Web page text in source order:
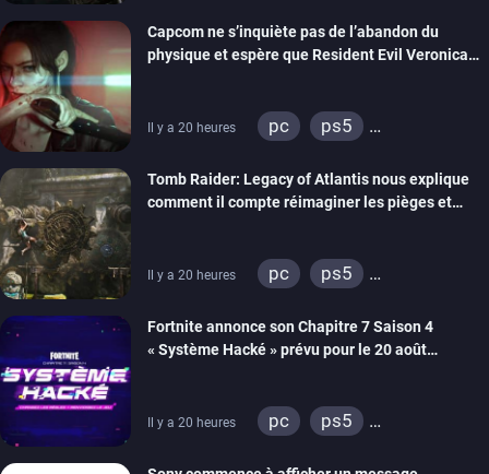
Capcom ne s’inquiète pas de l’abandon du
physique et espère que Resident Evil Veronica
Il y a 20 heures pc
ps5
Tomb Raider: Legacy of Atlantis nous explique
comment il compte réimaginer les pièges et
Il y a 20 heures pc
ps5
Fortnite annonce son Chapitre 7 Saison 4
« Système Hacké » prévu pour le 20 août
Il y a 20 heures pc
ps5